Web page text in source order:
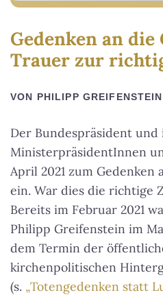
Gedenken an die
Trauer zur
VON PHILIPP
Der Bundespräsident und
MinisterpräsidentInnen
April 2021 zum Gedenken
ein. War dies die richtige
Bereits im Februar 2021
Philipp Greifenstein im
dem Termin der
kirchenpolitischen
(s. „Totengedenken statt